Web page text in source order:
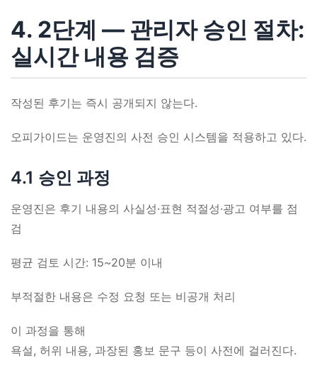
4. 2단계 ― 관리자 승인 절차:
실시간 내용 검증
작성된 후기는 즉시 공개되지 않는다.
오피가이드는 운영진의 사전 승인 시스템을 적용하고 있다.
4.1 승인 과정
운영진은 후기 내용의 사실성·표현 적절성·광고 여부를 점
검
평균 검토 시간: 15~20분 이내
부적절한 내용은 수정 요청 또는 비공개 처리
이 과정을 통해
욕설, 허위 내용, 과장된 홍보 문구 등이 사전에 걸러진다.